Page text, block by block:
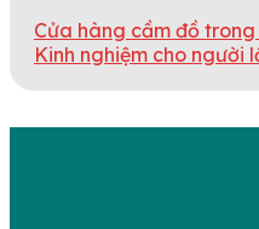
Cửa hàng cầm đồ
Kinh nghiệm cho người